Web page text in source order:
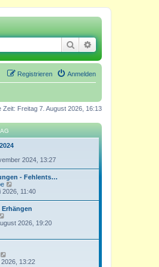
Suche
Anmelden
Registrieren
Zeit: Freitag 7. August 2026, 16:13
2024, 13:27
- Fehlents…
e
e
s
e
B
t
2026, 11:40
e
t
e
r
2026, 19:20
e
13:22